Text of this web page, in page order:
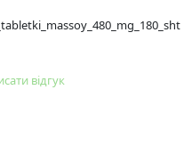
відгук